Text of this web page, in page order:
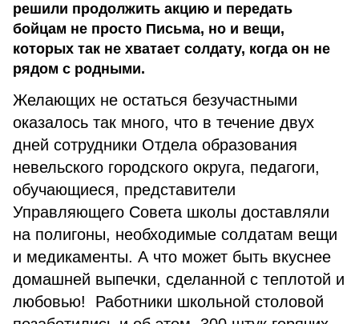
решили продолжить акцию и передать
бойцам не просто Письма, но и вещи,
которых так не хватает солдату, когда он не
рядом с родными.
Желающих не остаться безучастными
оказалось так много, что в течение двух
дней сотрудники Отдела образования
невельского городского округа, педагоги,
обучающиеся, представители
Управляющего Совета школы доставляли
на полигоны, необходимые солдатам вещи
и медикаменты. А что может быть вкуснее
домашней выпечки, сделанной с теплотой и
любовью! Работники школьной столовой